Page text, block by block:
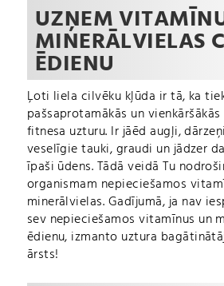
UZŅEM
MINERĀLVIELAS
ĒDIENU
Ļoti liela cilvēku kļūda ir tā, ka
pašsaprotamākās un
fitnesa uzturu. Ir jāēd augļi,
veselīgie tauki, graudi un jādzer
īpaši ūdens. Tādā veidā Tu
organismam nepieciešamos
minerālvielas. Gadījumā, ja nav
sev nepieciešamos vitamīnus un
ēdienu, izmanto uztura
ārsts!